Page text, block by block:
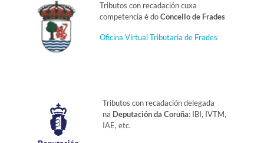
Tributos con recadación cuxa
competencia é doConcello de Frades
Oficina Virtual Tributaria de Frades
Tributos con recadación delegada
na Deputación da Coruña: IBI, IVTM,
IAE, etc.